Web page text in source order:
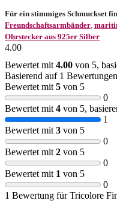
Für ein stimmiges Schmuckset
Freundschaftsarmbänder
Ohrstecker aus 925er Silber
4.00
Bewertet mit 4.00 von 5,
Basierend auf 1 Bewertungen
Bewertet mit 5 von 5
0
Bewertet mit 4 von 5,
1
Bewertet mit 3 von 5
0
Bewertet mit 2 von 5
0
Bewertet mit 1 von 5
0
1 Bewertung fürTricolore